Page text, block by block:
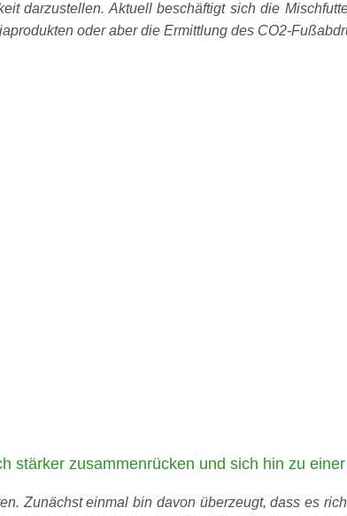
darzustellen. Aktuell beschäftigt sich die
oder aber die Ermittlung des CO2-
stärker zusammenrücken und sich hin zu
Zunächst einmal bin davon überzeugt, dass es